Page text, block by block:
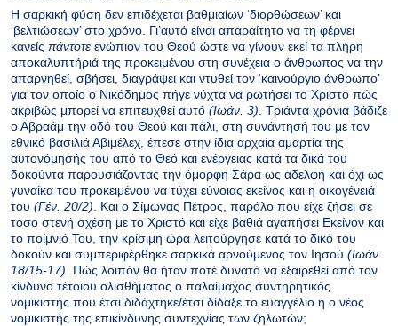
Η σαρκική φύση δεν επιδέχεται βαθμιαίων ‘διορθώσεων’ και
‘βελτιώσεων’ στο χρόνο. Γι’αυτό είναι απαραίτητο να τη φέρνει
κανείς πάντοτεενώπιον του Θεού ώστε να γίνουν εκεί τα πλήρη
αποκαλυπτήριά της προκειμένου στη συνέχεια ο άνθρωπος να την
απαρνηθεί, σβήσει, διαγράψει και ντυθεί τον ‘καινούργιο άνθρωπο’
για τον οποίο ο Νικόδημος πήγε νύχτα να ρωτήσει το Χριστό πώς
ακριβώς μπορεί να επιτευχθεί αυτό (Ιωάν. 3) . Τριάντα χρόνια βάδιζε
ο Αβραάμ την οδό του Θεού και πάλι, στη συνάντησή του με τον
εθνικό βασιλιά Αβιμέλεχ, έπεσε στην ίδια αρχαία αμαρτία της
αυτονόμησής του από το Θεό και ενέργειας κατά τα δικά του
δοκούντα παρουσιάζοντας την όμορφη Σάρα ως αδελφή και όχι ως
γυναίκα του προκειμένου να τύχει εύνοιας εκείνος και η οικογένειά
του (Γέν. 20/2) . Και ο Σίμωνας Πέτρος, παρόλο που είχε ζήσει σε
τόσο στενή σχέση με το Χριστό και είχε βαθιά αγαπήσει Εκείνον και
το ποίμνιό Του, την κρίσιμη ώρα λειτούργησε κατά το δικό του
δοκούν και συμπεριφέρθηκε σαρκικά αρνούμενος τον Ιησού (Ιωάν.
18/15-17) . Πώς λοιπόν θα ήταν ποτέ δυνατό να εξαιρεθεί από τον
κίνδυνο τέτοιου ολισθήματος ο παλαίμαχος συντηρητικός
νομικιστής που έτσι διδάχτηκε/έτσι δίδαξε το ευαγγέλιο ή ο νέος
νομικιστής της επικίνδυνης συντεχνίας των ζηλωτών;